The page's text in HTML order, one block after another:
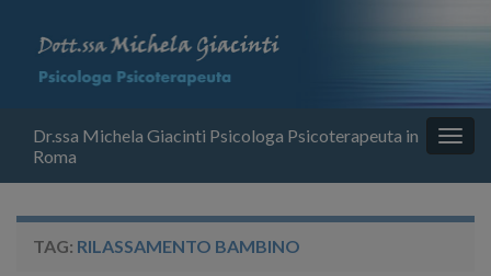
Dr.ssa Michela Giacinti Psicologa Psicoterapeuta in
Roma
TAG: RILASSAMENTO BAMBINO